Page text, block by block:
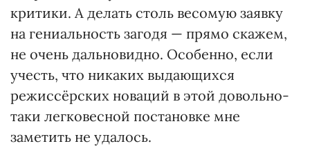
критики. А делать столь весомую заявку
на гениальность загодя — прямо скажем,
не очень дальновидно. Особенно, если
учесть, что никаких выдающихся
режиссёрских новаций в этой довольно-
таки легковесной постановке мне
заметить не удалось.